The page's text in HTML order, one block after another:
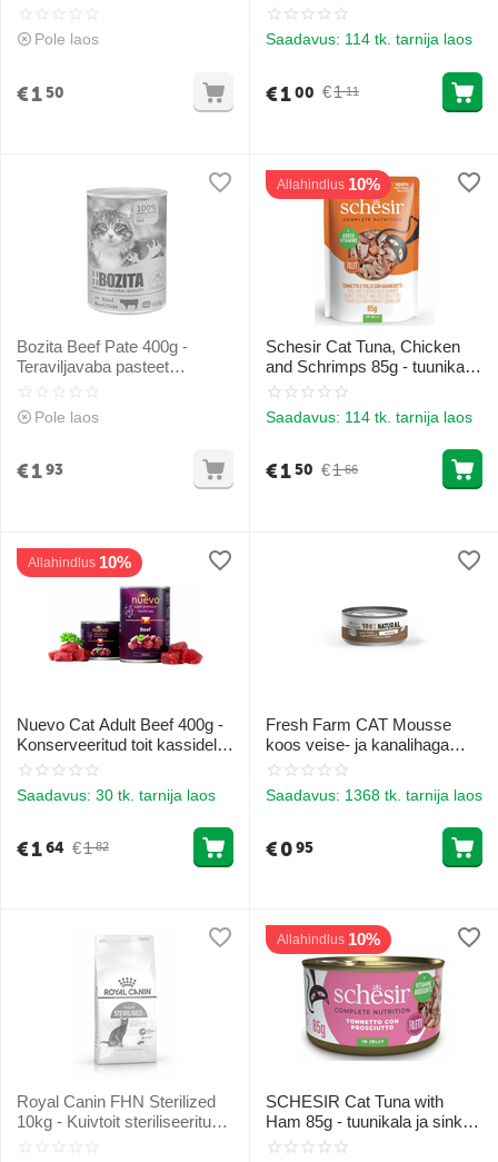
Pole laos
€150
Saadavus: 114 tk. tarnija laos
€1 11
€100
Bozita Beef Pate 400g -
Teraviljavaba pasteet
Pole laos
€193
Allahindlus 10%
Schesir Cat Tuna, Chicken
and Schrimps 85g - tuunikala,
kana ja krevetid želees
Saadavus: 114 tk. tarnija laos
€1 66
€150
Allahindlus 10%
Nuevo Cat Adult Beef 400g -
Konserveeritud toit kassidele
(veise)
Saadavus: 30 tk. tarnija laos
€1 82
€164
Fresh Farm CAT Mousse
koos veise- ja kanalihaga
85gr - pehme õhuline
kanalihaga
Saadavus: 1368 tk. tarnija laos
€095
Royal Canin FHN Sterilized
10kg - Kuivtoit steriliseeritud
Allahindlus 10%
SCHESIR Cat Tuna with
Ham 85g - tuunikala ja sink
želees